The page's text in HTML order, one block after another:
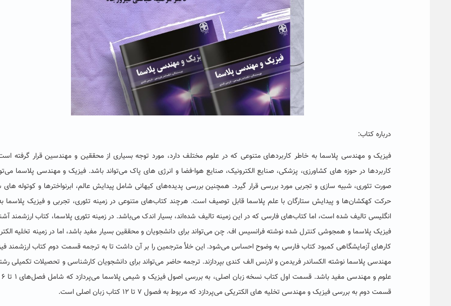
درباره کتاب:
فیزیک و مهندسی پلاسما به خاطر کاربردهای متنوعی که در علوم مختلف دارد، مورد توجه بسیاری از محققین و مهندسین قرار گرفته
کاربردها در حوزه های کشاورزی، پزشکی، صنایع الکترونیک، صنایع هوا-فضا و انرژی های پاک می‌تواند باشد. فیزیک و مهندسی پلاسما
صورت تئوری، شبیه سازی و تجربی مورد بررسی قرار گیرد. همچنین بررسی پدیده‌های کیهانی شامل پیدایش عالم، ابرنواخترها و کوتوله های
حرکت کهکشان‌ها و پیدایش ستارگان با علم پلاسما قابل توصیف است. هرچند کتاب‌های متنوعی در زمینه تئوری، تجربی و فیزیک پلاسما
انگلیسی تالیف شده است، اما کتاب‌های فارسی که در این زمینه تالیف شده‌اند، بسیار اندک می‌باشد. در زمینه تئوری پلاسما، کتاب ارزشمند
فیزیک پلاسما و همجوشی کنترل شده نوشته فرانسیس اف. چن می‌تواند برای دانشجویان و محققین بسیار مفید باشد، اما در زمینه تخلیه
کارهای آزمایشگاهی کمبود کتاب فارسی به وضوح احساس می‌شود. این خلأ مترجمین را بر آن داشت تا به ترجمه قسمت دوم کتاب ارزشمند
مهندسی پلاسما نوشته الکساندر فریدمن و لارنس الف کندی بپردازند. ترجمه حاضر می‌تواند برای دانشجویان کارشناسی و تحصیلات تکمیلی
قسمت دوم به بررسی فیزیک و مهندسی تخلیه های الکتریکی می‌پردازد که مربوط به فصول ٧ تا ١٢ کتاب زبان اصلی است.